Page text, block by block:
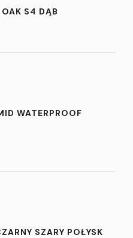
OAK S4 DĄB
WATERPROOF
SZARY POŁYSK